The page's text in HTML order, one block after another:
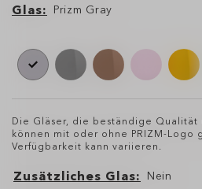
Glas
Glas Prizm Gray
Die Gläser, die beständige Qualität
können mit oder ohne PRIZM-Logo
Verfügbarkeit kann variieren.
Zusätzliches Glas Nein